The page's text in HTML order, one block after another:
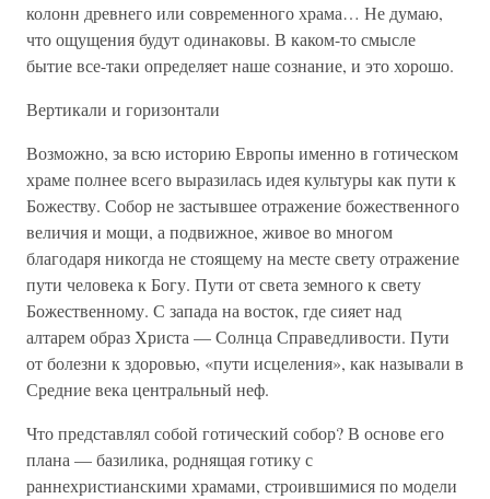
колонн древнего или современного храма… Не думаю,
что ощущения будут одинаковы. В каком-то смысле
бытие все-таки определяет наше сознание, и это хорошо.
Вертикали и горизонтали
Возможно, за всю историю Европы именно в готическом
храме полнее всего выразилась идея культуры как пути к
Божеству. Собор не застывшее отражение божественного
величия и мощи, а подвижное, живое во многом
благодаря никогда не стоящему на месте свету отражение
пути человека к Богу. Пути от света земного к свету
Божественному. С запада на восток, где сияет над
алтарем образ Христа — Солнца Справедливости. Пути
от болезни к здоровью, «пути исцеления», как называли в
Средние века центральный неф.
Что представлял собой готический собор? В основе его
плана — базилика, роднящая готику с
раннехристианскими храмами, строившимися по модели